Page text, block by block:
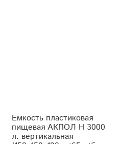
Ёмкость пластиковая
пищевая АКПОЛ Н 3000
л. вертикальная